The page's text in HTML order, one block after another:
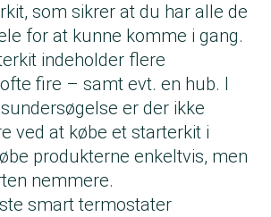
som sikrer at du har alle de
for at kunne komme i gang.
indeholder flere
fire – samt evt. en hub. I
er der ikke
ved at købe et starterkit i
produkterne enkeltvis, men
nemmere.
smart termostater